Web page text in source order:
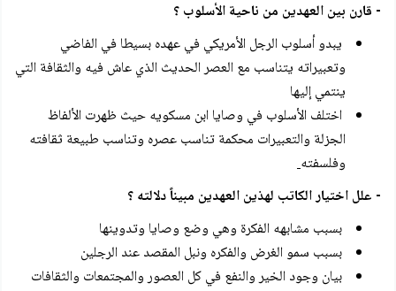
- قارن بين العهدين من ناحية الأسلوب ؟
يبدو أسلوب الرجل الأمريكي في عهده بسيطا في الفاضي
وتعبيراته يتناسب مع العصر الحديث الذي عاش فيه والثقافة التي
ينتمي إليها
اختلف الأسلوب في وصايا ابن مسكويه حيث ظهرت الألفاظ
الجزلة والتعبيرات محكمة تناسب عصره وتناسب طبيعة ثقافته
وفلسفته
- علل اختيار الكاتب لهذين العهدين مبيناً دلالته ؟
بسبب مشابهه الفكرة وهي وضع وصايا وتدوينها
بسبب سمو الغرض والفكره ونبل المقصد عند الرجلين
بيان وجود الخير والنفع في كل العصور والمجتمعات والثقافات